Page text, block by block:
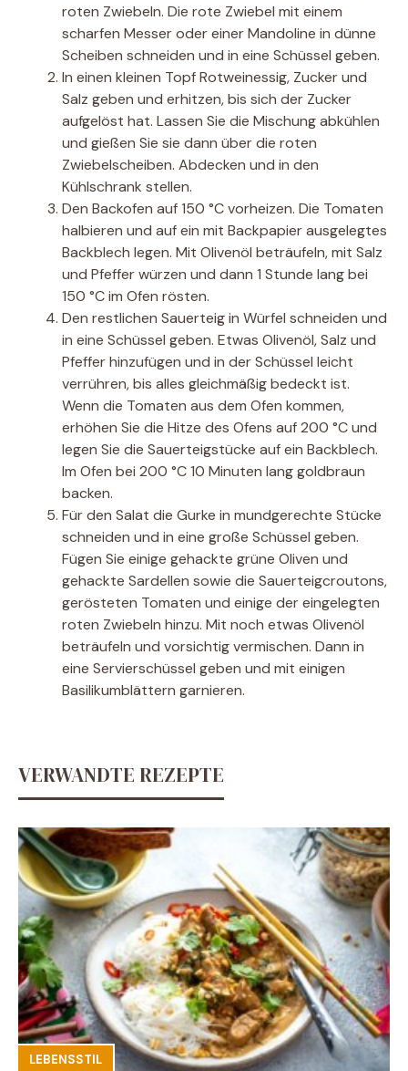
roten Zwiebeln. Die rote Zwiebel mit einem
scharfen Messer oder einer Mandoline in dünne
Scheiben schneiden und in eine Schüssel geben.
In einen kleinen Topf Rotweinessig, Zucker und
Salz geben und erhitzen, bis sich der Zucker
aufgelöst hat. Lassen Sie die Mischung abkühlen
und gießen Sie sie dann über die roten
Zwiebelscheiben. Abdecken und in den
Kühlschrank stellen.
Den Backofen auf 150 °C vorheizen. Die Tomaten
halbieren und auf ein mit Backpapier ausgelegtes
Backblech legen. Mit Olivenöl beträufeln, mit Salz
und Pfeffer würzen und dann 1 Stunde lang bei
150 °C im Ofen rösten.
Den restlichen Sauerteig in Würfel schneiden und
in eine Schüssel geben. Etwas Olivenöl, Salz und
Pfeffer hinzufügen und in der Schüssel leicht
verrühren, bis alles gleichmäßig bedeckt ist.
Wenn die Tomaten aus dem Ofen kommen,
erhöhen Sie die Hitze des Ofens auf 200 °C und
legen Sie die Sauerteigstücke auf ein Backblech.
Im Ofen bei 200 °C 10 Minuten lang goldbraun
backen.
Für den Salat die Gurke in mundgerechte Stücke
schneiden und in eine große Schüssel geben.
Fügen Sie einige gehackte grüne Oliven und
gehackte Sardellen sowie die Sauerteigcroutons,
gerösteten Tomaten und einige der eingelegten
roten Zwiebeln hinzu. Mit noch etwas Olivenöl
beträufeln und vorsichtig vermischen. Dann in
eine Servierschüssel geben und mit einigen
Basilikumblättern garnieren.
VERWANDTE REZEPTE
LEBENSSTIL